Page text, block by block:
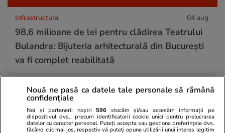
Infrastructura 04 aug.
98,6 milioane de lei pentru clădirea Teatrului
Bulandra: Bijuteria arhitecturală din București
va fi complet reabilitată
Știri Externe 04 aug.
Vladimir Putin a promulgat cea mai dură lege
împotriva opozanților care au fugit din Rusia ca
Nouă ne pasă ca datele tale personale să rămână
confidențiale
Noi și partenerii noștri 596 stocăm și/sau accesăm informații pe
dispozitivul dvs., precum identificatorii cookie unici pentru prelucrarea
datelor cu caracter personal. Puteți accepta sau gestiona preferințele dvs.
făcând clic mai jos, respectiv vă puteți opune utilizării unui interes legitim